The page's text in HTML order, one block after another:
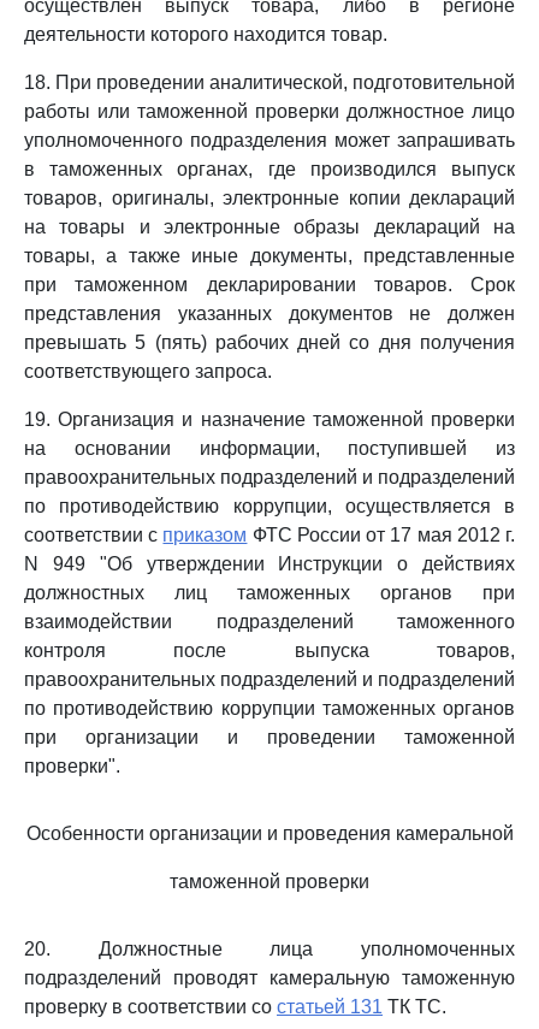
осуществлен выпуск товара, либо в регионе
деятельности которого находится товар.
18. При проведении аналитической, подготовительной
работы или таможенной проверки должностное лицо
уполномоченного подразделения может запрашивать
в таможенных органах, где производился выпуск
товаров, оригиналы, электронные копии деклараций
на товары и электронные образы деклараций на
товары, а также иные документы, представленные
при таможенном декларировании товаров. Срок
представления указанных документов не должен
превышать 5 (пять) рабочих дней со дня получения
соответствующего запроса.
19. Организация и назначение таможенной проверки
на основании информации, поступившей из
правоохранительных подразделений и подразделений
по противодействию коррупции, осуществляется в
соответствии с приказом ФТС России от 17 мая 2012 г.
N 949 "Об утверждении Инструкции о действиях
должностных лиц таможенных органов при
взаимодействии подразделений таможенного
контроля после выпуска товаров,
правоохранительных подразделений и подразделений
по противодействию коррупции таможенных органов
при организации и проведении таможенной
проверки".
Особенности организации и проведения камеральной
таможенной проверки
20. Должностные лица уполномоченных
подразделений проводят камеральную таможенную
проверку в соответствии со статьей 131 ТК ТС.